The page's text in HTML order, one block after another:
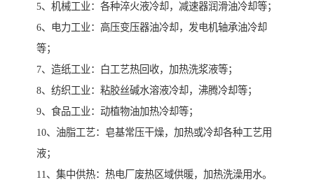
5、机械工业：各种淬火液冷却，减速器润滑油冷却等；
6、电力工业：高压变压器油冷却，发电机轴承油冷却
等；
7、造纸工业：白工艺热回收，加热洗浆液等；
8、纺织工业：粘胶丝碱水溶液冷却，沸腾冷却等；
9、食品工业：动植物油加热冷却等；
10、油脂工艺：皂基常压干燥，加热或冷却各种工艺用
液；
11、集中供热：热电厂废热区域供暖，加热洗澡用水。